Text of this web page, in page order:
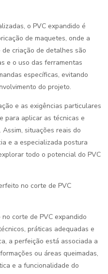
o PVC expandido é
de maquetes, onde a
criação de detalhes são
e o uso das ferramentas
específicas, evitando
do projeto.
e as exigências particulares
para aplicar as técnicas e
situações reais do
e a especializada postura
todo o potencial do PVC
no corte de PVC
corte de PVC expandido
práticas adequadas e
a perfeição está associada a
ou áreas queimadas,
e a funcionalidade do